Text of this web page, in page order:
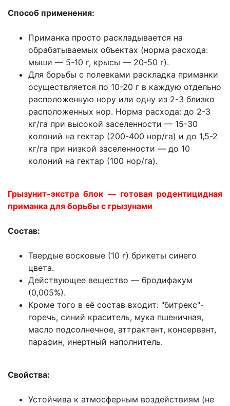
Способ применения:
Приманка просто раскладывается на
обрабатываемых объектах (норма расхода:
мыши — 5-10 г, крысы — 20-50 г).
Для борьбы с полевками раскладка приманки
осуществляется по 10-20 г в каждую отдельно
расположенную нору или одну из 2-3 близко
расположенных нор. Норма расхода: до 2-3
кг/га при высокой заселенности — 15-30
колоний на гектар (200-400 нор/га) и до 1,5-2
кг/га при низкой заселенности — до 10
колоний на гектар (100 нор/га).
Грызунит-экстра блок — готовая родентицидная
приманка для борьбы с грызунами
Состав:
Твердые восковые (10 г) брикеты синего
цвета.
Действующее вещество — бродифакум
(0,005%).
Кроме того в её состав входит: "битрекс"-
горечь, синий краситель, мука пшеничная,
масло подсолнечное, аттрактант, консервант,
парафин, инертный наполнитель.
Свойства:
Устойчива к атмосферным воздействиям (не